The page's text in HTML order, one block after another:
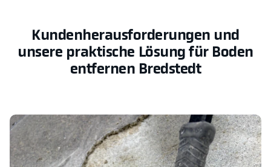
Kundenherausforderungen und
unsere praktische Lösung für Boden
entfernen Bredstedt